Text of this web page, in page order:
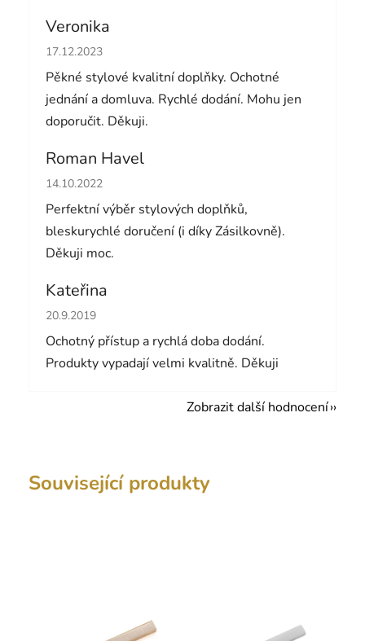
Veronika
Hodnocení obchodu je 5 z 5 hvězdiček.
17.12.2023
Pěkné stylové kvalitní doplňky. Ochotné
jednání a domluva. Rychlé dodání. Mohu jen
doporučit. Děkuji.
Roman Havel
Hodnocení obchodu je 5 z 5 hvězdiček.
14.10.2022
Perfektní výběr stylových doplňků,
bleskurychlé doručení (i díky Zásilkovně).
Děkuji moc.
Kateřina
Hodnocení obchodu je 5 z 5 hvězdiček.
20.9.2019
Ochotný přístup a rychlá doba dodání.
Produkty vypadají velmi kvalitně. Děkuji
Zobrazit další hodnocení
Související produkty